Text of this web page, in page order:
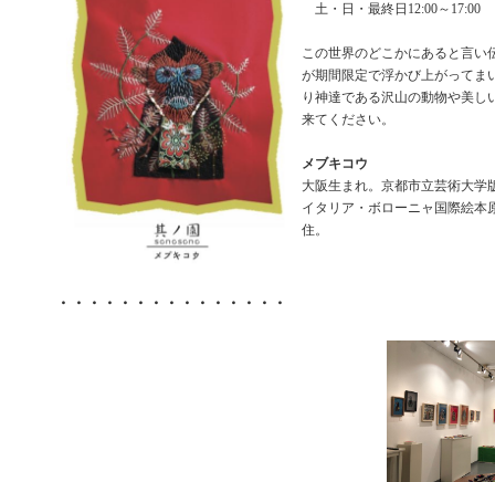
土・日・最終日12:00～17:00
この世界のどこかにあると言い
が期間限定で浮かび上がってま
り神達である沢山の動物や美し
来てください。
メブキコウ
大阪生まれ。京都市立芸術大学
イタリア・ボローニャ国際絵本
住。
・・・・・・・・・・・・・・・